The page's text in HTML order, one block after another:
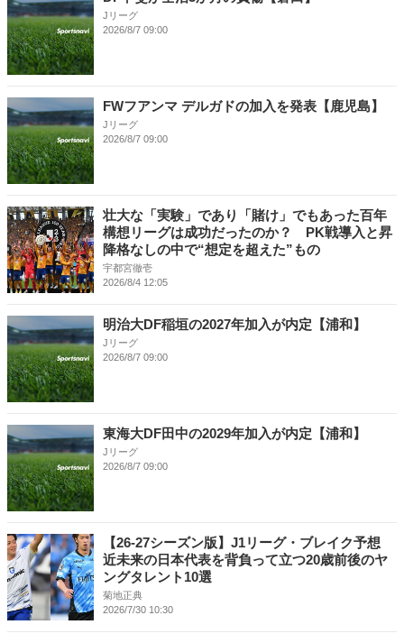
Jリーグ
2026/8/7 09:00
FWフアンマ デルガドの加入を発表【鹿児島】
Jリーグ
2026/8/7 09:00
壮大な「実験」であり「賭け」でもあった百年
構想リーグは成功だったのか？ PK戦導入と昇
降格なしの中で“想定を超えた”もの
宇都宮徹壱
2026/8/4 12:05
明治大DF稲垣の2027年加入が内定【浦和】
Jリーグ
2026/8/7 09:00
東海大DF田中の2029年加入が内定【浦和】
Jリーグ
2026/8/7 09:00
【26-27シーズン版】J1リーグ・ブレイク予想
近未来の日本代表を背負って立つ20歳前後のヤ
ングタレント10選
菊地正典
2026/7/30 10:30